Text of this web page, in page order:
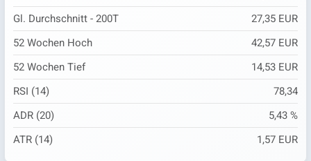
Gl. Durchschnitt - 200T
27,35 EUR
52 Wochen Hoch
42,57 EUR
52 Wochen Tief
14,53 EUR
RSI (14)
78,34
ADR (20)
5,43 %
ATR (14)
1,57 EUR